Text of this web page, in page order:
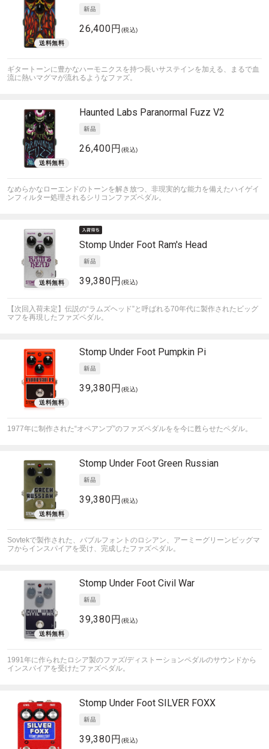
26,400円 (税込)
ギタートーンに豊かなハーモニクスを持つ長いサステインを加える、まるで血
流に熱いマグマが流れるようなファズ。
Haunted Labs Paranormal Fuzz V2
26,400円 (税込)
なめらかなローエンドのトーンを解き放つ、非現実的な能力を備えたハイゲイ
ンフィルター処理されるシリコンファズペダル。
Stomp Under Foot Ram's Head
39,380円 (税込)
【次回入荷未定】伝説の“ラムズヘッド”と呼ばれる70年代に製作されたビッグ
マフを再現したファズペダル。
Stomp Under Foot Pumpkin Pi
39,380円 (税込)
1977年に制作された“オペアンプ”のファズペダルをを今に甦らせたペダル。
Stomp Under Foot Green Russian
39,380円 (税込)
Sovtekで製作された、バブルフォントのロシアン、アーミーグリーンビッグマ
フからインスパイアを受け、完成したファズペダル。
Stomp Under Foot Civil War
39,380円 (税込)
1991年に作られたロシア製のファズ/ディストーションペダルのサウンドから
インスパイアを受けたファズペダル。
Stomp Under Foot SILVER FOXX
39,380円 (税込)